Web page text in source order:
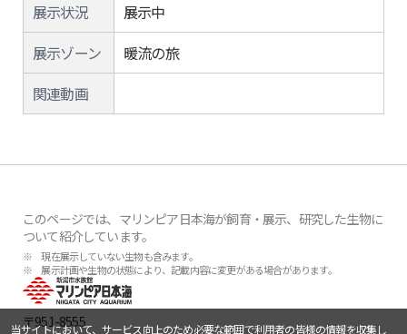
展示状況
展示中
展示ゾーン
暖流の旅
関連動画
このページでは、マリンピア日本海が飼育・展示、研究した生物に
ついて紹介しています。
※ 現在展示していない生物も含みます。
※ 展示計画や生物の状態により、記載内容に変更がある場合があります。
〒951-8555
当サイトにおいて、サービス向上のため必要な範囲で利用者の皆様の情報を収集し